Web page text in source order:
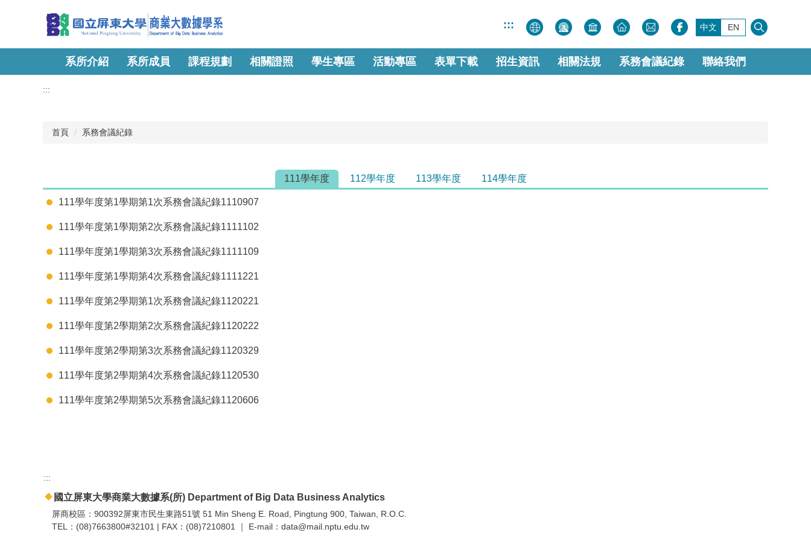
要
::: 中文 EN
系所介紹 系所成員 課程規劃 相關證照 學生專區 活動專區 表單下載 招生資訊 相關法規 系務會議紀錄 聯絡我們
:::
首頁 系務會議紀錄
111學年度 112學年度 113學年度 114學年度
111學年度第1學期第1次系務會議紀錄1110907
111學年度第1學期第2次系務會議紀錄1111102
111學年度第1學期第3次系務會議紀錄1111109
111學年度第1學期第4次系務會議紀錄1111221
111學年度第2學期第1次系務會議紀錄1120221
111學年度第2學期第2次系務會議紀錄1120222
111學年度第2學期第3次系務會議紀錄1120329
111學年度第2學期第4次系務會議紀錄1120530
111學年度第2學期第5次系務會議紀錄1120606
:::
國立屏東大學商業大數據系(所) Department of Big Data Business Analytics
屏商校區：900392屏東市民生東路51號 51 Min Sheng E. Road, Pingtung 900, Taiwan, R.O.C.
TEL：(08)7663800#32101 | FAX：(08)7210801 ｜ E-mail：data@mail.nptu.edu.tw